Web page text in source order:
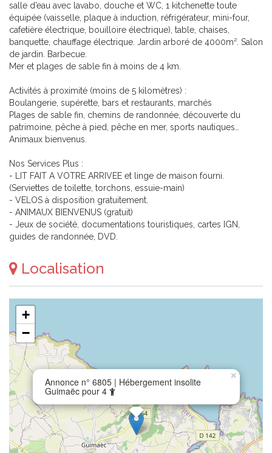
salle d’eau avec lavabo, douche et WC, 1 kitchenette toute
équipée (vaisselle, plaque à induction, réfrigérateur, mini-four,
cafetière électrique, bouilloire électrique), table, chaises,
banquette, chauffage électrique. Jardin arboré de 4000m². Salon
de jardin. Barbecue.
Mer et plages de sable fin à moins de 4 km.
Activités à proximité (moins de 5 kilomètres) :
Boulangerie, supérette, bars et restaurants, marchés
Plages de sable fin, chemins de randonnée, découverte du
patrimoine, pêche à pied, pêche en mer, sports nautiques…
Animaux bienvenus.
Nos Services Plus :
- LIT FAIT A VOTRE ARRIVEE et linge de maison fourni.
(Serviettes de toilette, torchons, essuie-main)
- VELOS à disposition gratuitement.
- ANIMAUX BIENVENUS (gratuit)
- Jeux de société, documentations touristiques, cartes IGN,
guides de randonnée, DVD.
Localisation
Annonce n° 6805 | Hébergement insolite
Guimaëc pour 4
×
+
−